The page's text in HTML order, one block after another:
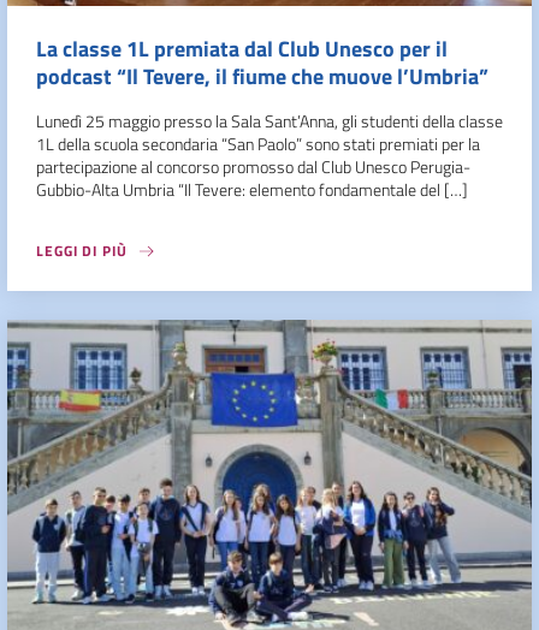
La classe 1L premiata dal Club Unesco per il
podcast “Il Tevere, il fiume che muove l’Umbria”
Lunedì 25 maggio presso la Sala Sant’Anna, gli studenti della classe
1L della scuola secondaria “San Paolo” sono stati premiati per la
partecipazione al concorso promosso dal Club Unesco Perugia-
Gubbio-Alta Umbria “Il Tevere: elemento fondamentale del […]
LEGGI DI PIÙ